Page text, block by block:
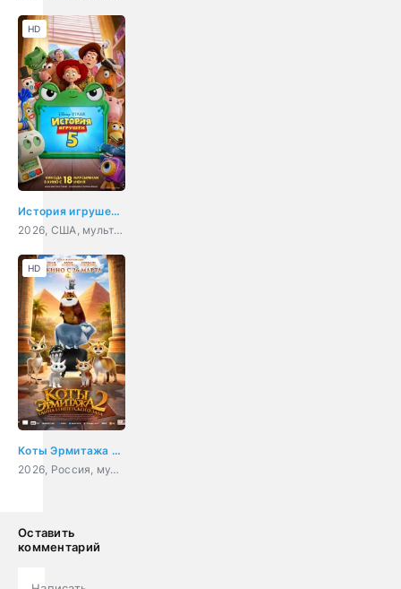
История игрушек 5
2026, США, мультфильм, фэнтези, драма, комедия, приключения, семейный
HD
Коты Эрмитажа 2. Тайна египетского зала
2026, Россия, мультфильм, семейный, приключения
HD
Оставить
комментарий